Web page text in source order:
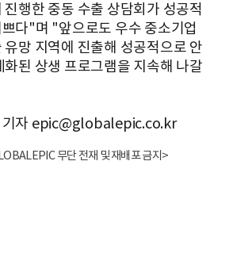
행한 중동 수출 상담회가 성공적
다"며 "앞으로도 우수 중소기업
유망 지역에 진출해 성공적으로 안
화된 상생 프로그램을 지속해 나갈
기자 epic@globalepic.co.kr
무단 전재 및 재배포 금지>